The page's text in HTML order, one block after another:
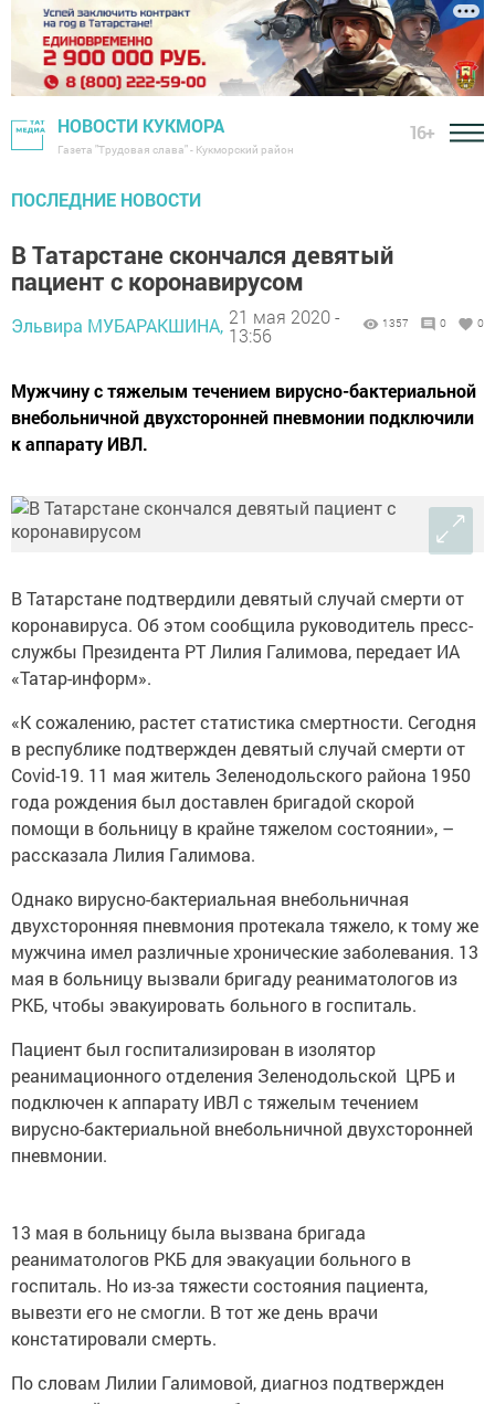
НОВОСТИ КУКМОРА
Газета "Трудовая слава" - Кукморский район
16+
ПОСЛЕДНИЕ НОВОСТИ
В Татарстане скончался девятый
пациент с коронавирусом
Эльвира МУБАРАКШИНА, 21 мая 2020 -
13:56
1357 0 0
Мужчину с тяжелым течением вирусно-бактериальной
внебольничной двухсторонней пневмонии подключили
к аппарату ИВЛ.
В Татарстане подтвердили девятый случай смерти от
коронавируса. Об этом сообщила руководитель пресс-
службы Президента РТ Лилия Галимова, передает ИА
«Татар-информ».
«К сожалению, растет статистика смертности. Сегодня
в республике подтвержден девятый случай смерти от
Covid-19. 11 мая житель Зеленодольского района 1950
года рождения был доставлен бригадой скорой
помощи в больницу в крайне тяжелом состоянии», –
рассказала Лилия Галимова.
Однако вирусно-бактериальная внебольничная
двухсторонняя пневмония протекала тяжело, к тому же
мужчина имел различные хронические заболевания. 13
мая в больницу вызвали бригаду реаниматологов из
РКБ, чтобы эвакуировать больного в госпиталь.
Пациент был госпитализирован в изолятор
реанимационного отделения Зеленодольской ЦРБ и
подключен к аппарату ИВЛ с тяжелым течением
вирусно-бактериальной внебольничной двухсторонней
пневмонии.
13 мая в больницу была вызвана бригада
реаниматологов РКБ для эвакуации больного в
госпиталь. Но из-за тяжести состояния пациента,
вывезти его не смогли. В тот же день врачи
констатировали смерть.
По словам Лилии Галимовой, диагноз подтвержден